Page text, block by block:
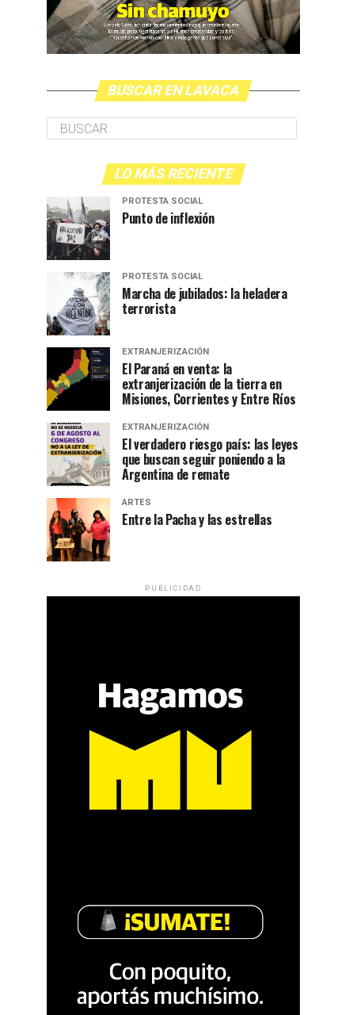
BUSCAR EN LAVACA
LO MÁS RECIENTE
PROTESTA SOCIAL
Punto de inflexión
PROTESTA SOCIAL
Marcha de jubilados: la heladera
terrorista
EXTRANJERIZACIÓN
El Paraná en venta: la
extranjerización de la tierra en
Misiones, Corrientes y Entre Ríos
EXTRANJERIZACIÓN
El verdadero riesgo país: las leyes
que buscan seguir poniendo a la
Argentina de remate
ARTES
Entre la Pacha y las estrellas
PUBLICIDAD